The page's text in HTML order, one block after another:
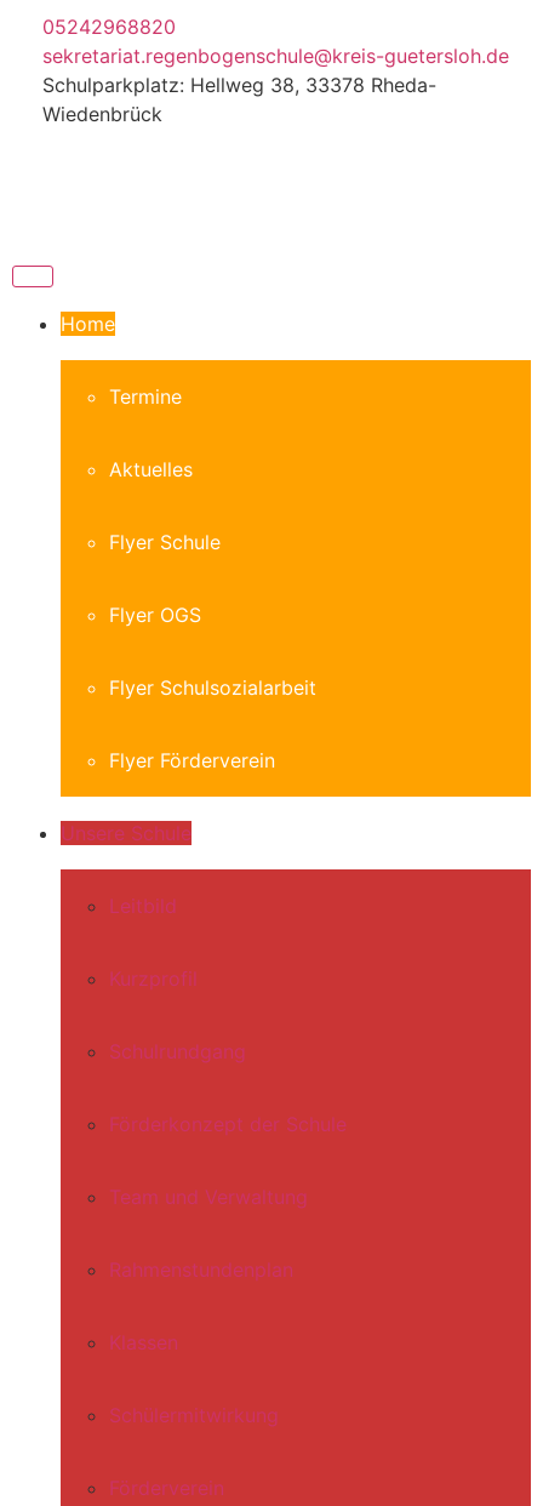
05242968820
sekretariat.regenbogenschule@kreis-guetersloh.de
Schulparkplatz: Hellweg 38, 33378 Rheda-
Wiedenbrück
Home
Termine
Aktuelles
Flyer Schule
Flyer OGS
Flyer Schulsozialarbeit
Flyer Förderverein
Unsere Schule
Leitbild
Kurzprofil
Schulrundgang
Förderkonzept der Schule
Team und Verwaltung
Rahmenstundenplan
Klassen
Schülermitwirkung
Förderverein